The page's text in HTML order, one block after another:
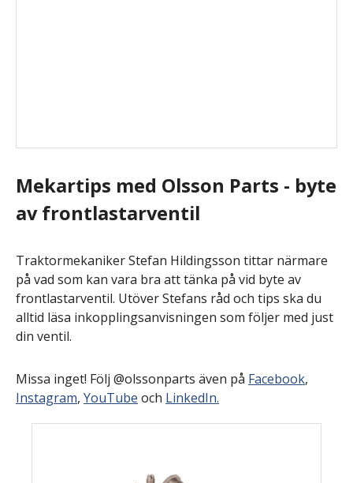
Mekartips med Olsson Parts - byte
av frontlastarventil
Traktormekaniker Stefan Hildingsson tittar närmare
på vad som kan vara bra att tänka på vid byte av
frontlastarventil. Utöver Stefans råd och tips ska du
alltid läsa inkopplingsanvisningen som följer med just
din ventil.
Missa inget! Följ @olssonparts även på Facebook,
Instagram, YouTube och LinkedIn.